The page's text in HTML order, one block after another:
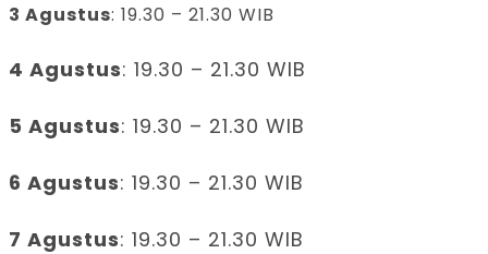
3 Agustus: 19.30 – 21.30 WIB
4 Agustus: 19.30 – 21.30 WIB
5 Agustus: 19.30 – 21.30 WIB
6 Agustus: 19.30 – 21.30 WIB
7 Agustus: 19.30 – 21.30 WIB